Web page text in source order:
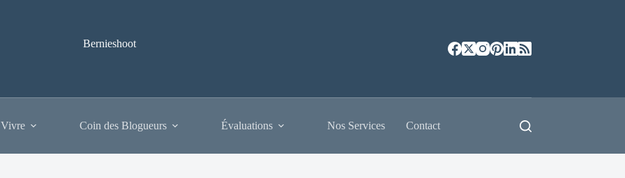
Bernieshoot
Coin des Blogueurs Évaluations Nos Services Contact